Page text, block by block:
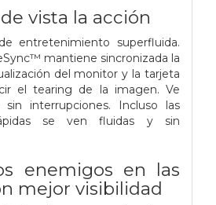
vista la acción
entretenimiento superfluida.
mantiene sincronizada la
del monitor y la tarjeta
el tearing de la imagen. Ve
interrupciones. Incluso las
se ven fluidas y sin
enemigos en las
mejor visibilidad